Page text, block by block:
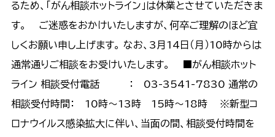
るため、「がん相談ホットライン」は休業とさせていただきま
す。 ご迷惑をおかけいたしますが、何卒ご理解のほど宜
しくお願い申し上げます。 なお、3月14日（月）10時からは
通常通りご相談をお受けいたします。 ■がん相談ホット
ライン 相談受付電話 ： 03-3541-7830 通常の
相談受付時間： 10時～13時 15時～18時 ※新型コ
ロナウイルス感染拡大に伴い、当面の間、相談受付時間を